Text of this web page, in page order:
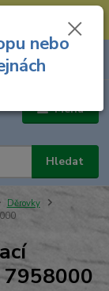
731 449 423 --
Menu
Hledat
za
Děrovky
nebo